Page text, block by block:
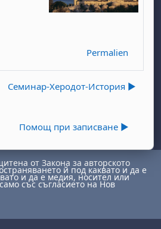
Permalien
Семинар-Херодот-История ▶︎
Помощ при записване ▶︎
от Закона за авторското
й под каквато и да е
и да е медия, носител или
със съгласието на Нов